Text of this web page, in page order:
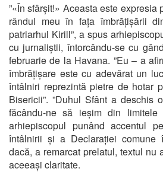
”«În sfârșit!» Aceasta este expresia
rândul meu în fața îmbrățișării
patriarhul Kirill”, a spus
cu jurnaliștii, întorcându-se cu
februarie de la Havana. ”Eu – a
îmbrățișare este cu adevărat un
întâlniri reprezintă pietre de hotar
Bisericii”. ”Duhul Sfânt a deschis
făcându-ne să ieșim din limitele
arhiepiscopul punând accentul
întâlnirii și a Declarației comune
dacă, a remarcat prelatul, textul nu
aceeași claritate.